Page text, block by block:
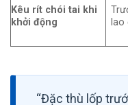
Kêu rít chói tai khi
khởi động
lao
“Đặc thù lốp